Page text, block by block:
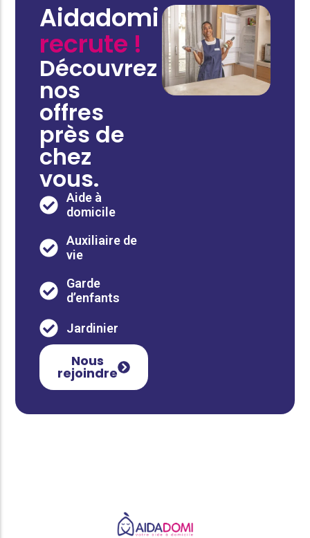
Aidadomi
recrute !
Découvrez
nos
offres
près de
chez
vous.
Aide à
domicile
Auxiliaire de
vie
Garde
d’enfants
Jardinier
Nous
rejoindre